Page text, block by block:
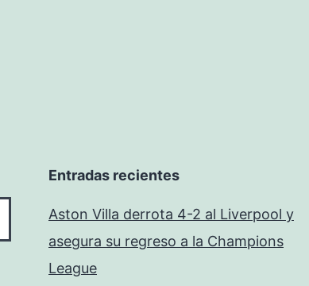
Entradas recientes
Aston Villa derrota 4-2 al Liverpool y
asegura su regreso a la Champions
League